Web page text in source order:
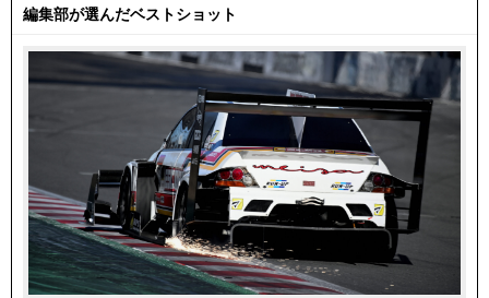
編集部が選んだベストショット